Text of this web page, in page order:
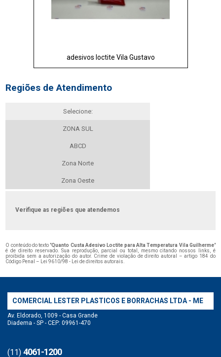
adesivos loctite Vila Gustavo
Regiões de Atendimento
Selecione:
ZONA SUL
ABCD
Zona Norte
Zona Oeste
Verifique as regiões que atendemos
O conteúdo do texto "Quanto Custa Adesivo Loctite para Alta Temperatura Vila Guilherme"
é de direito reservado. Sua reprodução, parcial ou total, mesmo citando nossos links, é
proibida sem a autorização do autor. Crime de violação de direito autoral – artigo 184 do
Código Penal – Lei 9610/98 - Lei de direitos autorais.
COMERCIAL LESTER PLASTICOS E BORRACHAS LTDA - ME
Av. Eldorado, 1009 - Casa Grande
Diadema - SP - CEP: 09961-470
(11) 4061-1200